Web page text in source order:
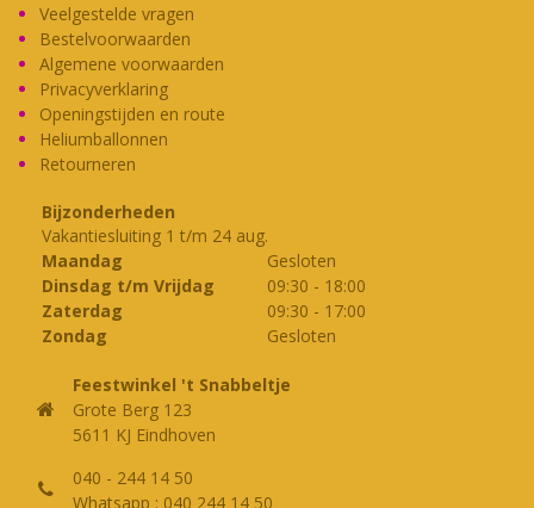
Veelgestelde vragen
Bestelvoorwaarden
Algemene voorwaarden
Privacyverklaring
Openingstijden en route
Heliumballonnen
Retourneren
Bijzonderheden
Vakantiesluiting 1 t/m 24 aug.
Maandag
Gesloten
Dinsdag t/m Vrijdag
09:30 - 18:00
Zaterdag
09:30 - 17:00
Zondag
Gesloten
Feestwinkel 't Snabbeltje
Grote Berg 123
5611 KJ Eindhoven
040 - 244 14 50
Whatsapp : 040 244 14 50